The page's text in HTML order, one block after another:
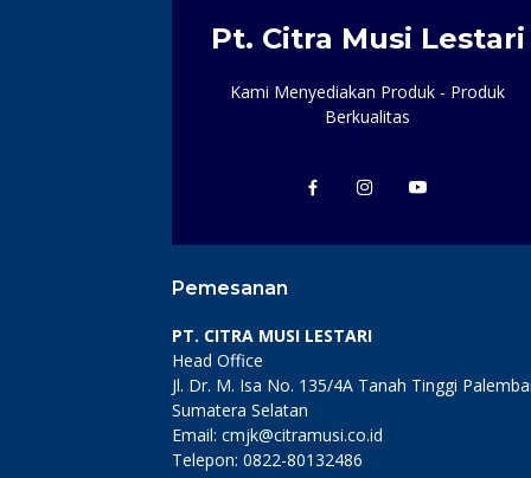
Pt. Citra Musi Lestari
Kami Menyediakan Produk - Produk
Berkualitas
Pemesanan
PT. CITRA MUSI LESTARI
Head Office
Jl. Dr. M. Isa No. 135/4A Tanah Tinggi
Sumatera Selatan
Email: cmjk@citramusi.co.id
Telepon: 0822-80132486